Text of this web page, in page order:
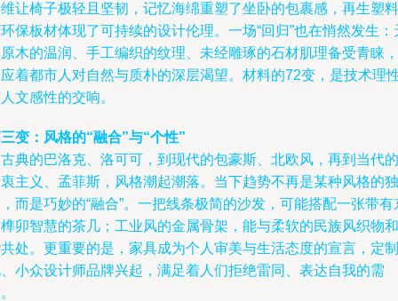
让椅子极轻且坚韧，记忆海绵重塑了坐卧的包裹感，再生塑料
保板材体现了可持续的设计伦理。一场“回归”也在悄然发生：
木的温润、手工编织的纹理、未经雕琢的石材肌理备受青睐，
着都市人对自然与质朴的深层渴望。材料的72变，是技术理
文感性的交响。
变：风格的“融合”与“个性”
典的巴洛克、洛可可，到现代的包豪斯、北欧风，再到当代的
主义、孟菲斯，风格潮起潮落。当下趋势不再是某种风格的独
而是巧妙的“融合”。一把线条极简的沙发，可能搭配一张带有
卯智慧的茶几；工业风的金属骨架，能与柔软的民族风织物和
处。更重要的是，家具成为个人审美与生活态度的宣言，定制
小众设计师品牌兴起，满足着人们拒绝雷同、表达自我的需